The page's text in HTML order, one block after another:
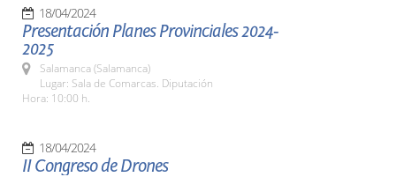
18/04/2024
Presentación Planes Provinciales 2024-
2025
Salamanca (Salamanca)
Lugar: Sala de Comarcas. Diputación
Hora: 10:00 h.
18/04/2024
II Congreso de Drones